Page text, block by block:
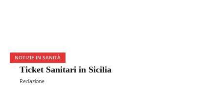
NOTIZIE IN SANITÀ
Ticket Sanitari in Sicilia
Redazione